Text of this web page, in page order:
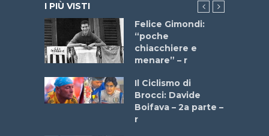
I PIÙ VISTI
Felice Gimondi:
“poche
chiacchiere e
menare” – r
Il Ciclismo di
Brocci: Davide
Boifava – 2a parte –
r